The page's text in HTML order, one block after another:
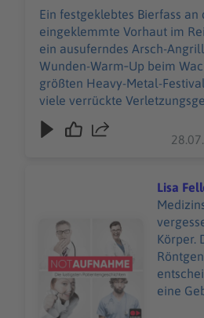
viele
Und
macht
500
Rescue
W:O:A-
Händen
Selbst
WERBUNG Hier
viele
Ein festgeklebtes Bierfass an
eingeklemmte Vorhaut im
ein ausuferndes Arsch-
Wunden-Warm‑Up beim
größten Heavy-Metal-
viele verrückte
Wiebke Düsberg macht sich
(berühmtesten) Acker,
Rescue Squads. 85.000
Händen beim
im schrägsten *Schlammassel* …
Hier gibt es viele Rabatte
Werbepartnern und
https://linktr.ee/notaufnahme Ihr
Werbung in diesem Podcast
gerne eine E-Mail an:
Audiotitel - Lisa Feller
Lisa
Körper.
eine